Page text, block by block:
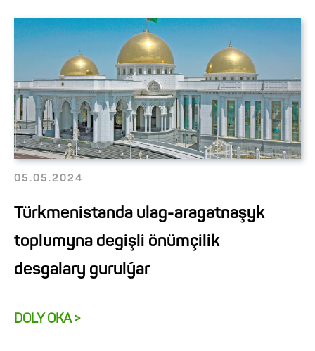
05.05.2024
Türkmenistanda ulag-aragatnaşyk
toplumyna degişli önümçilik
desgalary gurulýar
DOLY OKA >